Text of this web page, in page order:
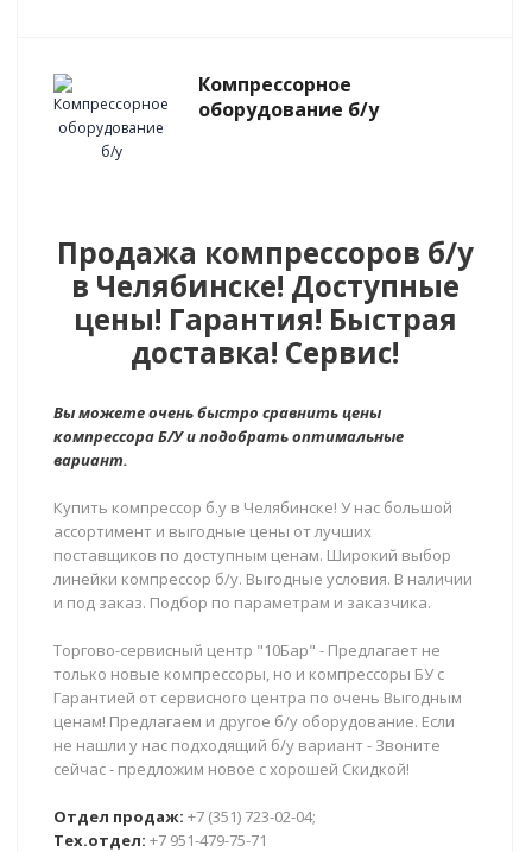
Компрессорное
оборудование б/у
Продажа компрессоров б/у
в Челябинске! Доступные
цены! Гарантия! Быстрая
доставка! Сервис!
Вы можете очень быстро сравнить цены
компрессора Б/У и подобрать оптимальные
вариант.
Купить компрессор б.у в Челябинске! У нас большой
ассортимент и выгодные цены от лучших
поставщиков по доступным ценам. Широкий выбор
линейки компрессор б/у. Выгодные условия. В наличии
и под заказ. Подбор по параметрам и заказчика.
Торгово-сервисный центр "10Бар" - Предлагает не
только новые компрессоры, но и компрессоры БУ с
Гарантией от сервисного центра по очень Выгодным
ценам! Предлагаем и другое б/у оборудование. Если
не нашли у нас подходящий б/у вариант - Звоните
сейчас - предложим новое с хорошей Скидкой!
Отдел продаж: +7 (351) 723-02-04;
Тех.отдел: +7 951-479-75-71